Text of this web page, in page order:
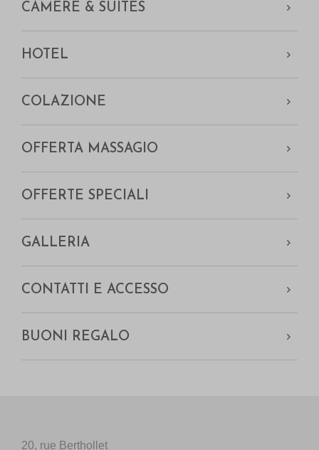
CAMERE & SUITES
HOTEL
COLAZIONE
OFFERTA MASSAGIO
OFFERTE SPECIALI
GALLERIA
CONTATTI E ACCESSO
BUONI REGALO
20, rue Berthollet